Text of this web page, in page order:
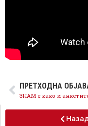
ПРЕТХОДНА